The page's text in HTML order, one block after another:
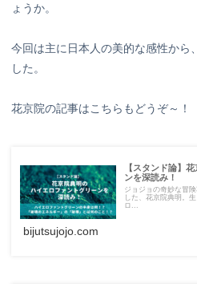
ょうか。
今回は主に日本人の美的な感性から
した。
花京院の記事はこちらもどうぞ～！
【スタンド論】
ンを深読み！
ジョジョの奇妙な冒
した、花京院典明。
ロ...
bijutsujojo.com